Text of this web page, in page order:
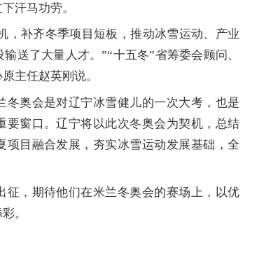
汗马功劳。
补齐冬季项目短板，推动冰雪运动、产业
送了大量人才。”“十五冬”省筹委会顾问、
主任赵英刚说。
奥会是对辽宁冰雪健儿的一次大考，也是
要窗口。辽宁将以此次冬奥会为契机，总结
项目融合发展，夯实冰雪运动发展基础，全
，期待他们在米兰冬奥会的赛场上，以优
。